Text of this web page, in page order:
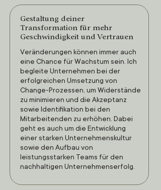
Gestaltung deiner
Transformation für mehr
Geschwindigkeit und Vertrauen
Veränderungen können immer auch
eine Chance für Wachstum sein. Ich
begleite Unternehmen bei der
erfolgreichen Umsetzung von
Change-Prozessen, um Widerstände
zu minimieren und die Akzeptanz
sowie Identifikation bei den
Mitarbeitenden zu erhöhen. Dabei
geht es auch um die Entwicklung
einer starken Unternehmenskultur
sowie den Aufbau von
leistungsstarken Teams für den
nachhaltigen Unternehmenserfolg.